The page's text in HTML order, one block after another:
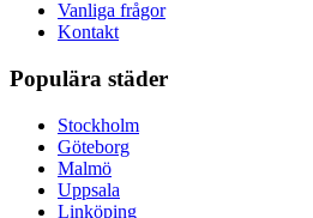
Vanliga frågor
Kontakt
Populära städer
Stockholm
Göteborg
Malmö
Uppsala
Linköping